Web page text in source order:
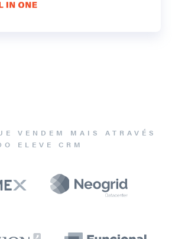
VENDEM MAIS ATRAVÉS
ELEVE CRM